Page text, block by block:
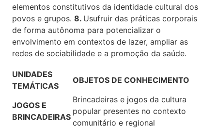
elementos constitutivos da identidade cultural dos
povos e grupos.8. Usufruir das práticas corporais
de forma autônoma para potencializar o
envolvimento em contextos de lazer, ampliar as
redes de sociabilidade e a promoção da saúde.
UNIDADES
TEMÁTICAS
OBJETOS DE CONHECIMENTO
JOGOS E
BRINCADEIRAS
Brincadeiras e jogos da cultura
popular presentes no contexto
comunitário e regional